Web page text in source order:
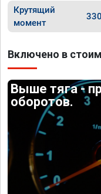
Крутящий
момент
Включено в
Выше тяга -
оборотов.